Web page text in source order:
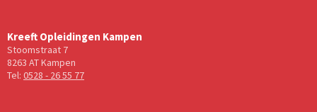
Kreeft Opleidingen Kampen
Stoomstraat 7
8263 AT Kampen
Tel: 0528 - 26 55 77